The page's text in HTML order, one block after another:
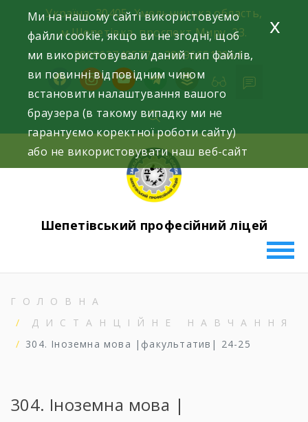
content
Україна, 30405, Хмельницька область,
м.Шепетівка, проспект Миру, 23.
+380963740577, +380966512964
facebookinstagramyoutubetelegram
buffer
Шепетівський професійний ліцей
ГОЛОВНА
ДИСТАНЦІЙНЕ НАВЧАННЯ
304. Іноземна мова |факультатив| 24-25
304. Іноземна мова |
Ми на нашому сайті використовуємо
файли cookie, якщо ви не згодні, щоб
ми використовували даний тип файлів,
ви повинні відповідним чином
встановити налаштування вашого
браузера (в такому випадку ми не
гарантуємо коректної роботи сайту)
або не використовувати наш веб-сайт
x